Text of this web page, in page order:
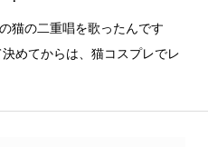
猫の二重唱を歌ったんです
めてからは、猫コスプレでレ